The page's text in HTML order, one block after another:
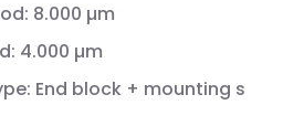
8.000 µm
4.000 µm
End block + mounting s